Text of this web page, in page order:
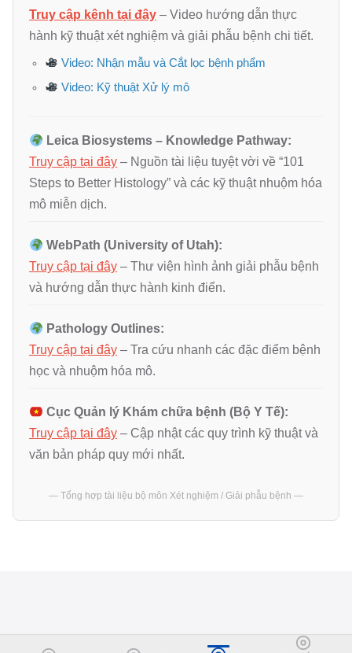
Truy cập kênh tại đây – Video hướng dẫn thực
hành kỹ thuật xét nghiệm và giải phẫu bệnh chi tiết.
Video: Nhận mẫu và Cắt lọc bệnh phẩm
Video: Kỹ thuật Xử lý mô
Leica Biosystems – Knowledge Pathway:
Truy cập tại đây – Nguồn tài liệu tuyệt vời về “101
Steps to Better Histology” và các kỹ thuật nhuộm hóa
mô miễn dịch.
WebPath (University of Utah):
Truy cập tại đây – Thư viện hình ảnh giải phẫu bệnh
và hướng dẫn thực hành kinh điển.
Pathology Outlines:
Truy cập tại đây – Tra cứu nhanh các đặc điểm bệnh
học và nhuộm hóa mô.
Cục Quản lý Khám chữa bệnh (Bộ Y Tế):
Truy cập tại đây – Cập nhật các quy trình kỹ thuật và
văn bản pháp quy mới nhất.
— Tổng hợp tài liệu bộ môn Xét nghiệm / Giải phẫu bệnh —